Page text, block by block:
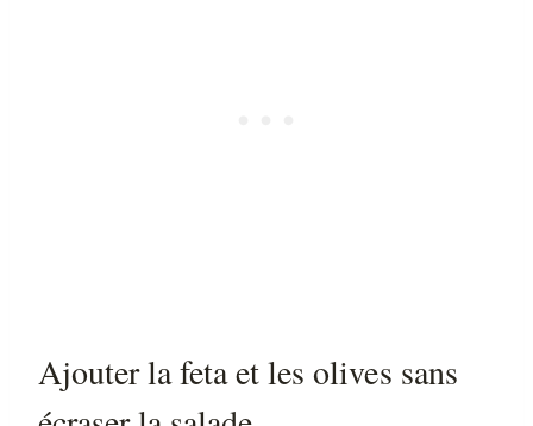
Ajouter la feta et les olives sans